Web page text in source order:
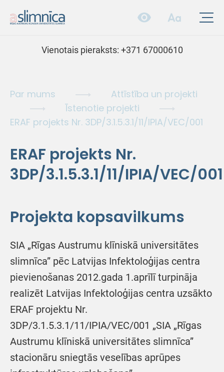
Vienotais pieraksts: +371 67000610
Par mums
Attīstība un projekti
Īstenotie projekti
ERAF projekts Nr. 3DP/3.1.5.3.1/11/IPIA/VEC/001
ERAF projekts Nr.
3DP/3.1.5.3.1/11/IPIA/VEC/001
Projekta kopsavilkums
SIA „Rīgas Austrumu klīniskā universitātes
slimnīca” pēc Latvijas Infektoloģijas centra
pievienošanas 2012.gada 1.aprīlī turpināja
realizēt Latvijas Infektoloģijas centra uzsākto
ERAF projektu Nr.
3DP/3.1.5.3.1/11/IPIA/VEC/001 „SIA „Rīgas
Austrumu klīniskā universitātes slimnīca”
stacionāru sniegtās veselības aprūpes